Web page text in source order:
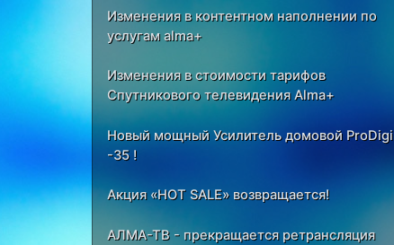
Изменения в контентном наполнении по
услугам alma+
Изменения в стоимости тарифов
Спутникового телевидения Alma+
Новый мощный Усилитель домовой ProDigi
-35 !
Акция «HOT SALE» возвращается!
АЛМА-ТВ - прекращается ретрансляция